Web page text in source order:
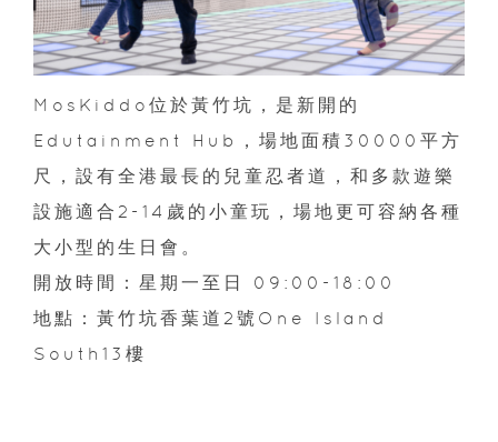
MosKiddo位於黃竹坑，是新開的
Edutainment Hub，場地面積30000平方
尺，設有全港最長的兒童忍者道，和多款遊樂
設施適合2-14歲的小童玩，場地更可容納各種
大小型的生日會。
開放時間：星期一至日 09:00-18:00
地點：黃竹坑香葉道2號One Island
South13樓